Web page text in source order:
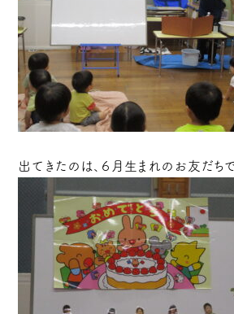
出てきたのは、６月生まれのお友だち